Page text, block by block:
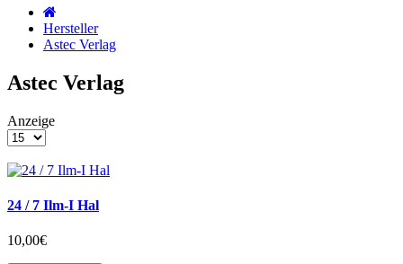
Hersteller
Astec Verlag
Astec Verlag
Anzeige
24 / 7 Ilm-I Hal
10,00€